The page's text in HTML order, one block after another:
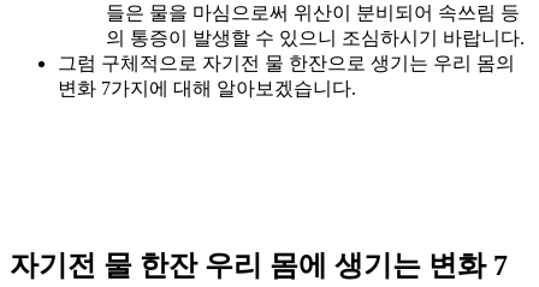
들은 물을 마심으로써 위산이 분비되어 속쓰림 등
의 통증이 발생할 수 있으니 조심하시기 바랍니다.
그럼 구체적으로 자기전 물 한잔으로 생기는 우리 몸의
변화 7가지에 대해 알아보겠습니다.
자기전 물 한잔 우리 몸에 생기는 변화 7